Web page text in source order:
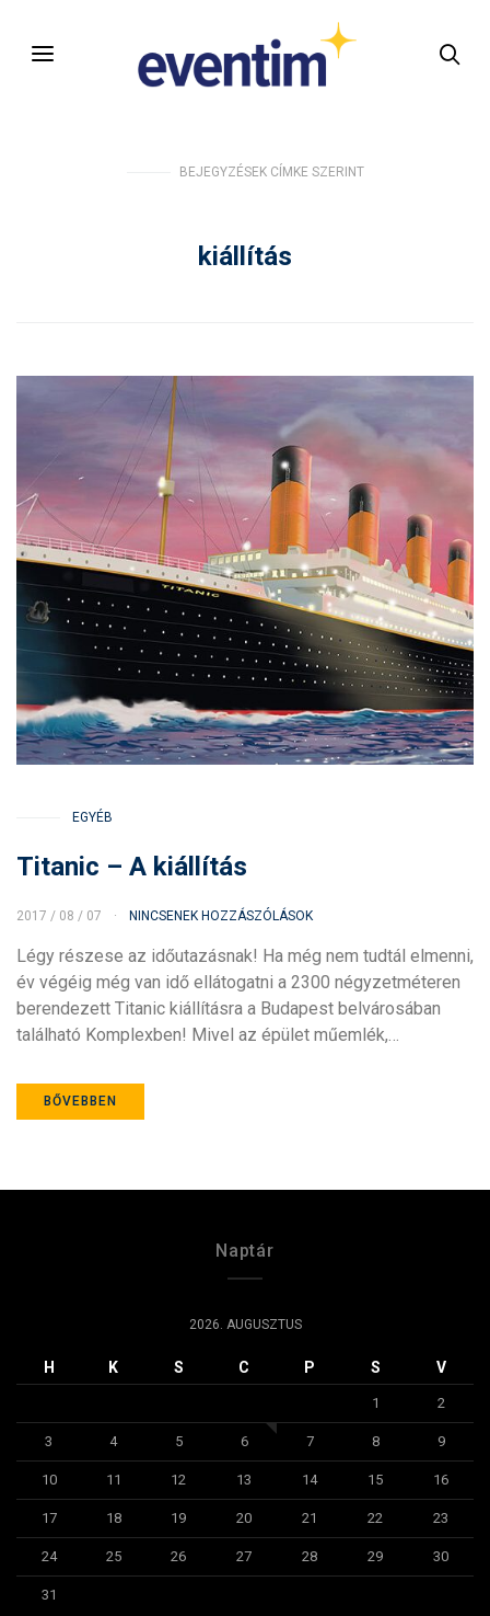
BEJEGYZÉSEK CÍMKE SZERINT
kiállítás
EGYÉB
Titanic – A kiállítás
2017 / 08 / 07 NINCSENEK HOZZÁSZÓLÁSOK
Légy részese az időutazásnak! Ha még nem tudtál elmenni,
év végéig még van idő ellátogatni a 2300 négyzetméteren
berendezett Titanic kiállításra a Budapest belvárosában
található Komplexben! Mivel az épület műemlék,…
BŐVEBBEN
Naptár
2026. AUGUSZTUS
H K S C P S V
1 2
3 4 5 6 7 8 9
10 11 12 13 14 15 16
17 18 19 20 21 22 23
24 25 26 27 28 29 30
31